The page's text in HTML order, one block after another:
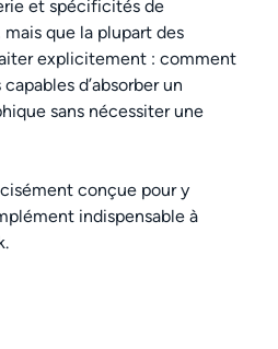
et spécificités de
que la plupart des
explicitement : comment
d’absorber un
sans nécessiter une
conçue pour y
indispensable à